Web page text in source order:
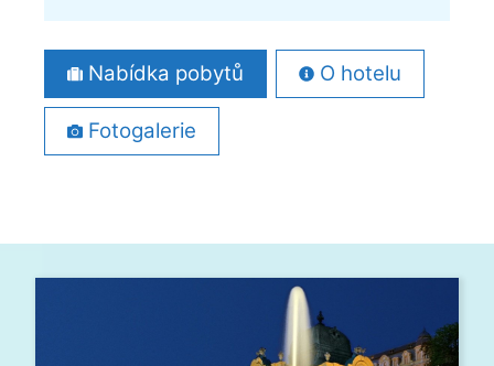
Nabídka pobytů O hotelu
Fotogalerie